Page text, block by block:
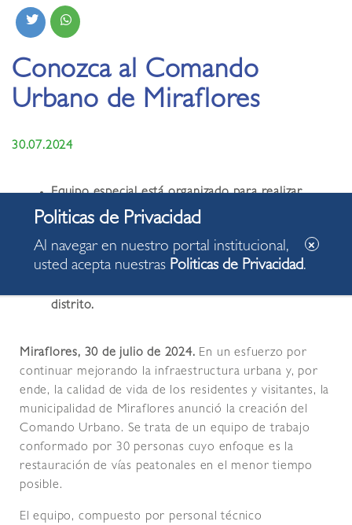
Conozca al Comando
Urbano de Miraflores
30.07.2024
Equipo especial está organizado para realizar
trabajos de manera eficiente en cuanto tiempo y
Cuenta con un cronograma de trabajo que busca
reparar, recuperar y reemplazar infraestructura
distrito.
Miraflores, 30 de julio de 2024. En un esfuerzo por
continuar mejorando la infraestructura urbana y, por
ende, la calidad de vida de los residentes y visitantes, la
municipalidad de Miraflores anunció la creación del
Comando Urbano. Se trata de un equipo de trabajo
conformado por 30 personas cuyo enfoque es la
restauración de vías peatonales en el menor tiempo
posible.
El equipo, compuesto por personal técnico
Al navegar en nuestro portal institucional,
usted acepta nuestras Politicas de Privacidad.